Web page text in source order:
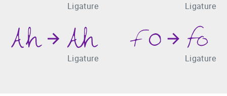
Ligature
Ligature
Ligature
Ligature